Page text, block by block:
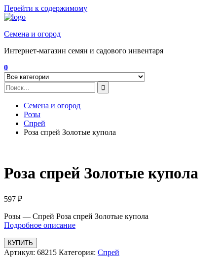
Перейти к содержимому
Семена и огород
Интернет-магазин семян и садового инвентаря
0
Семена и огород
Розы
Спрей
Роза спрей Золотые купола
Роза спрей Золотые купола
597 ₽
Розы — Спрей Роза спрей Золотые купола
Подробное описание
КУПИТЬ
Артикул: 68215 Категория: Спрей